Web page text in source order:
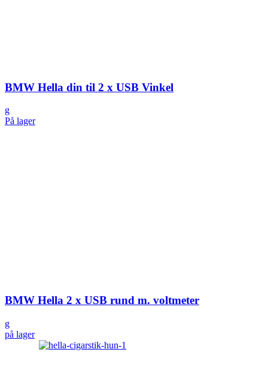
BMW Hella din til 2 x USB Vinkel
g
På lager
BMW Hella 2 x USB rund m. voltmeter
g
på lager